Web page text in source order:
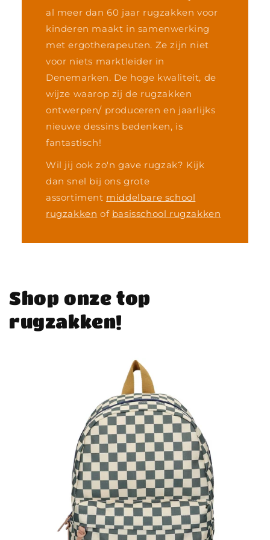
al meer dan 60 jaar rugzakken voor
kinderen maakt in samenwerking
met ergotherapeuten. Ze zijn niet
voor niets marktleider in
Denemarken. De hoge kwaliteit, de
wijze waarop zij de rugzakken
ontwerpen/ produceren en jaarlijks
nieuwe dessins bedenken, is
fantastisch!
Wil jij ook zo'n gave rugzak? Kijk
dan snel bij ons grote
assortiment middelbare school
rugzakken of basisschool rugzakken
Shop onze top
rugzakken!